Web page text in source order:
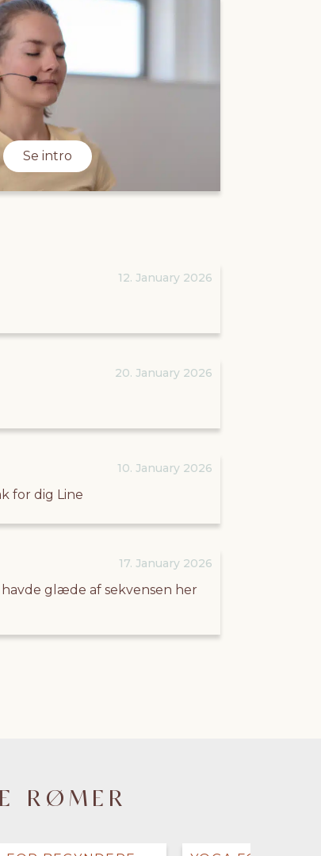
Se intro
12. January 2026
20. January 2026
10. January 2026
for dig Line
17. January 2026
glæde af sekvensen her
RØMER